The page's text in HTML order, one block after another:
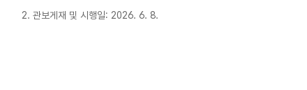
2. 관보게재 및 시행일: 2026. 6. 8.